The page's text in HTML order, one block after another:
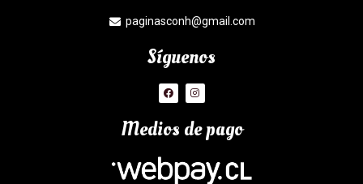
paginasconh@gmail.com
Síguenos
Medios de pago